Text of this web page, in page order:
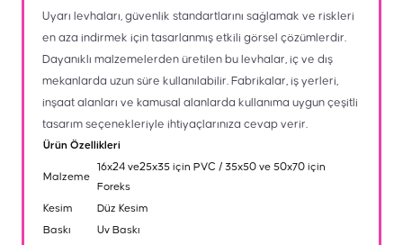
Uyarı levhaları, güvenlik standartlarını sağlamak ve riskleri
en aza indirmek için tasarlanmış etkili görsel çözümlerdir.
Dayanıklı malzemelerden üretilen bu levhalar, iç ve dış
mekanlarda uzun süre kullanılabilir. Fabrikalar, iş yerleri,
inşaat alanları ve kamusal alanlarda kullanıma uygun çeşitli
tasarım seçenekleriyle ihtiyaçlarınıza cevap verir.
Ürün Özellikleri
Malzeme
16x24 ve25x35 için PVC / 35x50 ve 50x70 için
Foreks
Kesim
Düz Kesim
Baskı
Uv Baskı